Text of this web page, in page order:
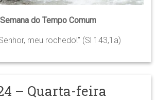
do Tempo Comum
meu rochedo!” (Sl 143,1a)
– Quarta-feira